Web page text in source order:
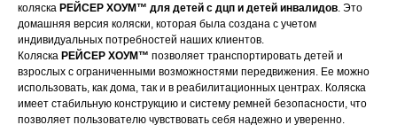
коляска РЕЙСЕР ХОУМ™ для детей с дцп и детей инвалидов. Это
домашняя версия коляски, которая была создана с учетом
индивидуальных потребностей наших клиентов.
Коляска РЕЙСЕР ХОУМ™ позволяет транспортировать детей и
взрослых с ограниченными возможностями передвижения. Ее можно
использовать, как дома, так и в реабилитационных центрах. Коляска
имеет стабильную конструкцию и систему ремней безопасности, что
позволяет пользователю чувствовать себя надежно и уверенно.